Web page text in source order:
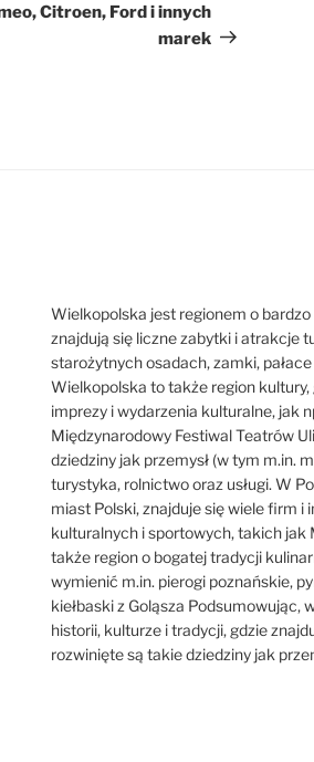
Citroen, Ford i innych
marek
Wielkopolska jest regionem o
znajdują się liczne zabytki i atrakcje
starożytnych osadach, zamki,
Wielkopolska to także region
imprezy i wydarzenia kulturalne, jak
Międzynarodowy Festiwal Teatrów
dziedziny jak przemysł (w tym m.in.
turystyka, rolnictwo oraz usługi. W
miast Polski, znajduje się wiele firm
kulturalnych i sportowych, takich
także region o bogatej tradycji
wymienić m.in. pierogi poznańskie,
kiełbaski z Goląsza
historii, kulturze i tradycji, gdzie
rozwinięte są takie dziedziny jak